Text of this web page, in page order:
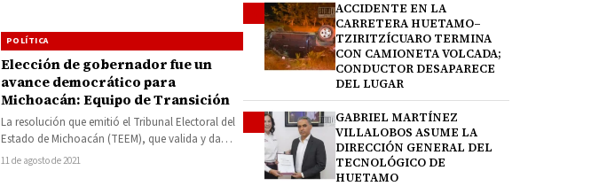
POLÍTICA
Elección de gobernador fue un
avance democrático para
Michoacán: Equipo de Transición
La resolución que emitió el Tribunal Electoral del
Estado de Michoacán (TEEM), que valida y da
legitimidad a la elección…
11 de agosto de 2021
ACCIDENTE EN LA
CARRETERA HUETAMO–
TZIRITZÍCUARO TERMINA
CON CAMIONETA VOLCADA;
CONDUCTOR DESAPARECE
DEL LUGAR
GABRIEL MARTÍNEZ
VILLALOBOS ASUME LA
DIRECCIÓN GENERAL DEL
TECNOLÓGICO DE
HUETAMO